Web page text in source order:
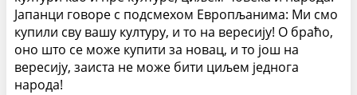
Јапанци говоре с подсмехом Европљанима: Ми смо
купили сву вашу културу, и то на вересију! О браћо,
оно што се може купити за новац, и то још на
вересију, заиста не може бити циљем једнога
народа!